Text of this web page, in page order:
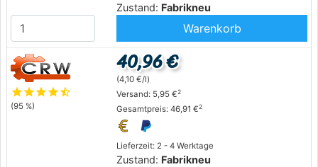
Zustand: Fabrikneu
Warenkorb
starstarstarstarstar_half
(95 %)
Lieferzeit: 2 - 4 Werktage
Zustand: Fabrikneu
40,96 €
(4,10 €/l)
Versand: 5,95 €2
Gesamtpreis: 46,91 €2